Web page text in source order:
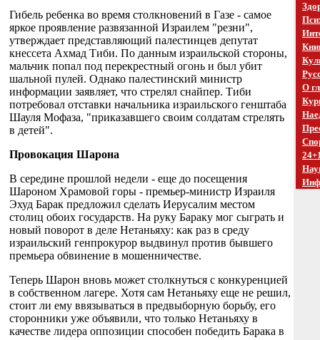
Гибель ребенка во время столкновений в Газе - самое
яркое проявление развязанной Израилем "резни",
утверждает представляющий палестинцев депутат
кнессета Ахмад Тиби. По данным израильской стороны,
мальчик попал под перекрестный огонь и был убит
шальной пулей. Однако палестинский министр
информации заявляет, что стрелял снайпер. Тиби
потребовал отставки начальника израильского генштаба
Шауля Мофаза, "приказавшего своим солдатам стрелять
в детей".
Провокация Шарона
В середине прошлой недели - еще до посещения
Шароном Храмовой горы - премьер-министр Израиля
Эхуд Барак предложил сделать Иерусалим местом
столиц обоих государств. На руку Бараку мог сыграть и
новый поворот в деле Нетаньяху: как раз в среду
израильский генпрокурор выдвинул против бывшего
премьера обвинение в мошенничестве.
Теперь Шарон вновь может столкнуться с конкуренцией
в собственном лагере. Хотя сам Нетаньяху еще не решил,
стоит ли ему ввязываться в предвыборную борьбу, его
сторонники уже объявили, что только Нетаньяху в
качестве лидера оппозиции способен победить Барака в
О